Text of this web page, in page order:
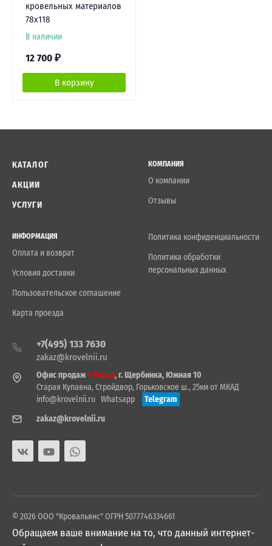
кровельных материалов
78х118
В наличии
12 700 ₽
В корзину
КАТАЛОГ
АКЦИИ
УСЛУГИ
КОМПАНИЯ
О компании
Отзывы
ИНФОРМАЦИЯ
Оплата и возврат
Условия доставки
Пользовательское соглашение
Карта проезда
Политика конфиденциальности
Политика обработки
персональных данных
+7(495) 133 7630
zakaz@krovelnii.ru
Офис продаж+ Склад, г. Щербинка, Южная 10
Старая Купавна, Стройдвор, Горьковское ш., 25км от МКАД
info@krovelnii.ru Whatsapp
Telegram
zakaz@krovelnii.ru
© 2026 ООО "Кровальянс" ОГРН 5077746334661
Обращаем ваше внимание на то, что данный интернет-